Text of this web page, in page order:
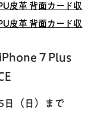
皮革 背面カード収
皮革 背面カード収
7 Plus
日（日）まで